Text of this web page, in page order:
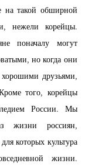
на такой обширной
нежели корейцы.
поначалу могут
но когда они
друзьями,
того, корейцы
России. Мы
жизни россиян,
которых культура
жизни.